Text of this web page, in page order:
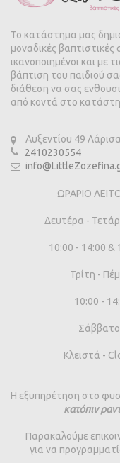
Το κατάστημα μας
μοναδικές
ικανοποιημένοι και με
βάπτιση του παιδιού
διάθεση να σας
από κοντά στο
Αυξεντίου 49 Λάρισα
2410230554
ΩΡΑΡΙΟ
Δευτέρα -
10:00 - 14:00 &
Τρίτη -
10:00 -
Σάββατο
Κλειστά -
Η εξυπηρέτηση στο
κατόπιν
Παρακαλούμε
για να